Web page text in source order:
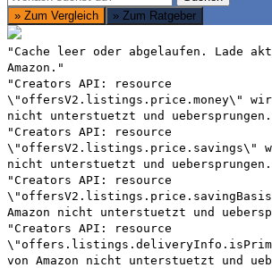
» Zum Vergleich
» Zum Ratgeber
"Cache leer oder abgelaufen. Lade
Amazon."
"Creators API: resource
\"offersV2.listings.price.money\" wird
nicht unterstuetzt und
"Creators API: resource
\"offersV2.listings.price.savings\"
nicht unterstuetzt und
"Creators API: resource
Amazon nicht unterstuetzt und
"Creators API: resource
von Amazon nicht unterstuetzt und